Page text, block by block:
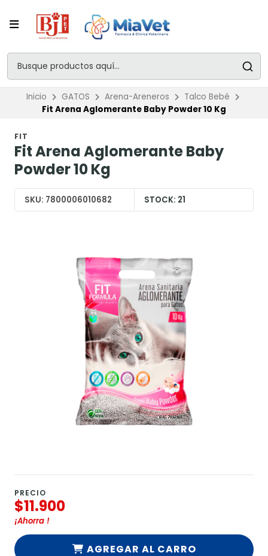
Inicio GATOS Arena-Areneros
Talco Bebé
Fit Arena Aglomerante Baby Powder 10 Kg
FIT
Fit Arena Aglomerante Baby
Powder 10 Kg
SKU: 7800006010682 STOCK: 21
PRECIO
$11.900
¡Ahorra !
AGREGAR AL CARRO